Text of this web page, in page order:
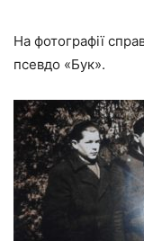
На фотографії
псевдо «Бук».